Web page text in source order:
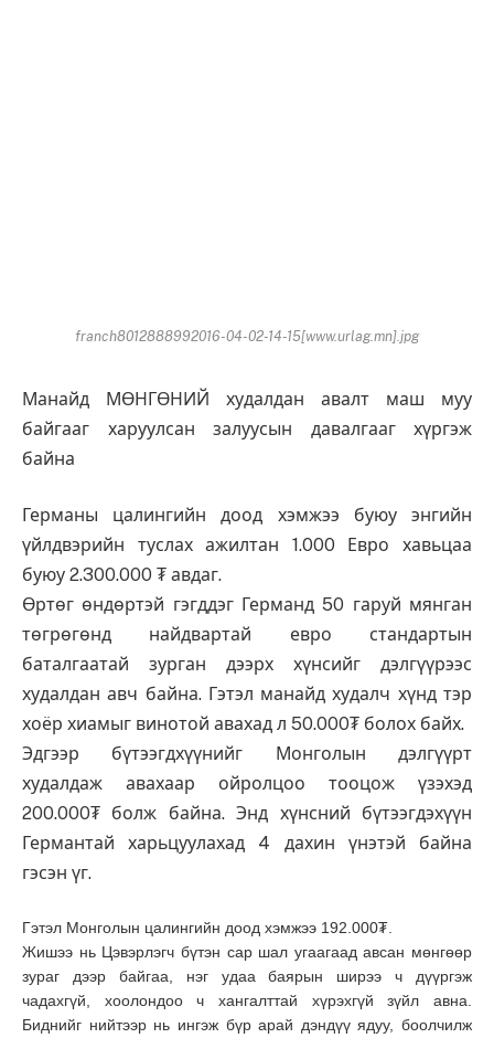
franch8012888992016-04-02-14-15[www.urlag.mn].jpg
Манайд МӨНГӨНИЙ худалдан авалт маш муу
байгааг харуулсан залуусын давалгааг хүргэж
байна
Германы цалингийн доод хэмжээ буюу энгийн
үйлдвэрийн туслах ажилтан 1.000 Евро хавьцаа
буюу 2.300.000 ₮ авдаг.
Өртөг өндөртэй гэгддэг Германд 50 гаруй мянган
төгрөгөнд найдвартай евро стандартын
баталгаатай зурган дээрх хүнсийг дэлгүүрээс
худалдан авч байна. Гэтэл манайд худалч хүнд тэр
хоёр хиамыг винотой авахад л 50.000₮ болох байх.
Эдгээр бүтээгдхүүнийг Монголын дэлгүүрт
худалдаж авахаар ойролцоо тооцож үзэхэд
200.000₮ болж байна. Энд хүнсний бүтээгдэхүүн
Германтай харьцуулахад 4 дахин үнэтэй байна
гэсэн үг.
Гэтэл Монголын цалингийн доод хэмжээ 192.000₮.
Жишээ нь Цэвэрлэгч бүтэн сар шал угаагаад авсан мөнгөөр
зураг дээр байгаа, нэг удаа баярын ширээ ч дүүргэж
чадахгүй, хоолондоо ч хангалттай хүрэхгүй зүйл авна.
Биднийг нийтээр нь ингэж бүр арай дэндүү ядуу, боолчилж